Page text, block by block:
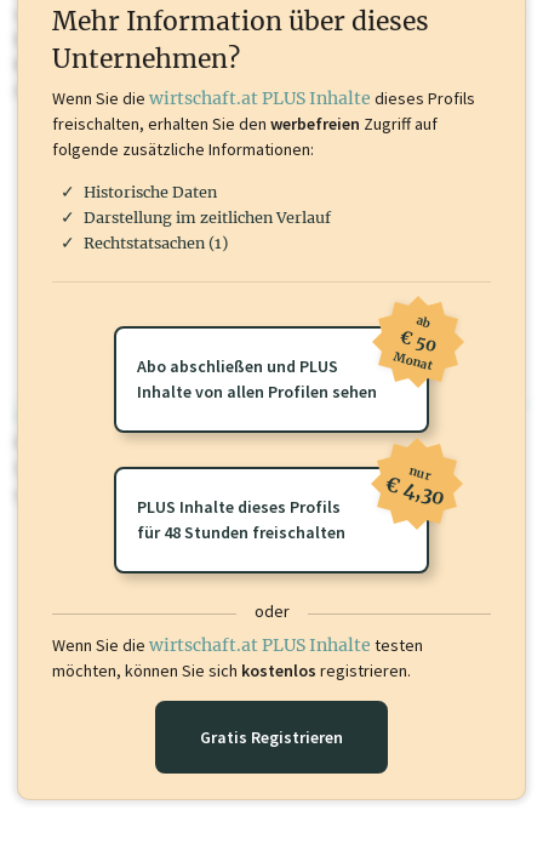
oder loggen Sie sich ein um diese Inhalte zu sehen. wirtschaft.at PLUS
Marken, Patente, Rechtstatsachen, OTS-Aussendungen, und viele
mehr.
Für dieses Profil gibt es zusätzlichewirtschaft.at PLUS Inhalte
Sie momentan nicht einsehen können. Schalten Sie dieses Profil frei
oder loggen Sie sich ein um diese Inhalte zu sehen.
Mehr Information über dieses
Unternehmen?
Wenn Sie die wirtschaft.at PLUS Inhalte dieses Profils
freischalten, erhalten Sie den werbefreien Zugriff auf
folgende zusätzliche Informationen:
Historische Daten
Darstellung im zeitlichen Verlauf
Rechtstatsachen (1)
Abo abschließen und PLUS
Inhalte von allen Profilen sehen
ab
€ 50
Monat
PLUS Inhalte dieses Profils
für 48 Stunden freischalten
nur
€ 4,30
oder
Wenn Sie die wirtschaft.at PLUS Inhalte testen
möchten, können Sie sich kostenlos registrieren.
Gratis Registrieren